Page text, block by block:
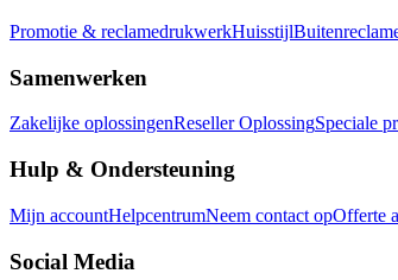
Promotie & reclamedrukwerkHuisstijl
Samenwerken
Zakelijke oplossingenReseller OplossingSpeciale
Hulp & Ondersteuning
Mijn accountHelpcentrumNeem contact opOfferte
Social Media